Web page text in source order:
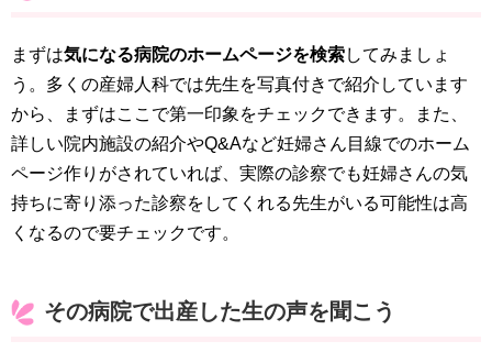
まずは気になる病院のホームページを検索してみましょ
う。多くの産婦人科では先生を写真付きで紹介しています
から、まずはここで第一印象をチェックできます。また、
詳しい院内施設の紹介やQ&Aなど妊婦さん目線でのホーム
ページ作りがされていれば、実際の診察でも妊婦さんの気
持ちに寄り添った診察をしてくれる先生がいる可能性は高
くなるので要チェックです。
その病院で出産した生の声を聞こう